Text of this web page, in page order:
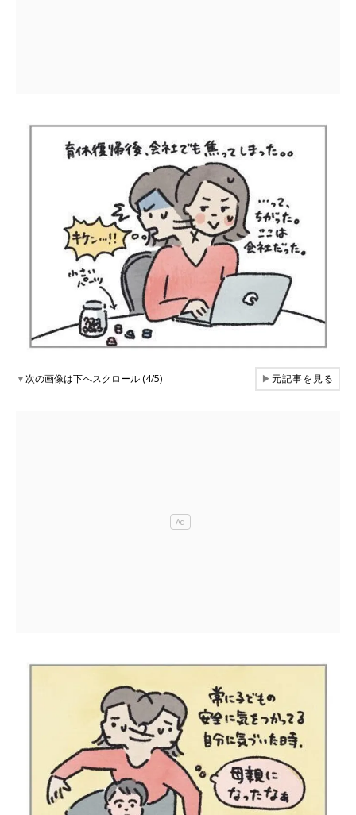
▼次の画像は下へスクロール (4/5) ▶元記事を見る